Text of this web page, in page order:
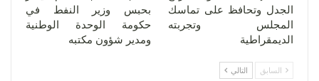
الجدل وتحافظ على تماسك
المجلس وتجربته
الديمقراطية
بحبس وزير النفط في
حكومة الوحدة الوطنية
ومدير شؤون مكتبه
السابق التالي